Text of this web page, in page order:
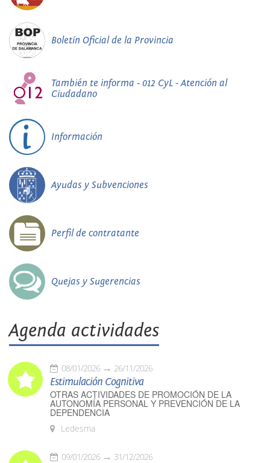
Boletín Oficial de la Provincia
También te informa - 012 CyL - Atención al
Ciudadano
Información
Ayudas y Subvenciones
Perfil de contratante
Quejas y Sugerencias
Agenda actividades
08/01/2026 26/11/2026
Estimulación Cognitiva
OTRAS ACTIVIDADES DE PROMOCIÓN DE LA
AUTONOMÍA PERSONAL Y PREVENCIÓN DE LA
DEPENDENCIA
Ledesma
09/01/2026 31/12/2026